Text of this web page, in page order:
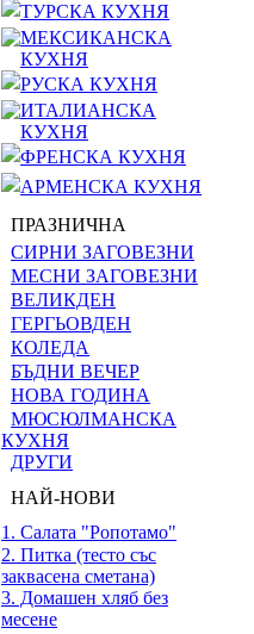
ТУРСКА КУХНЯ
МЕКСИКАНСКА
КУХНЯ
РУСКА КУХНЯ
ИТАЛИАНСКА
КУХНЯ
ФРЕНСКА КУХНЯ
АРМЕНСКА КУХНЯ
ПРАЗНИЧНА
СИРНИ ЗАГОВЕЗНИ
МЕСНИ ЗАГОВЕЗНИ
ВЕЛИКДЕН
ГЕРГЬОВДЕН
КОЛЕДА
БЪДНИ ВЕЧЕР
НОВА ГОДИНА
МЮСЮЛМАНСКА
КУХНЯ
ДРУГИ
НАЙ-НОВИ
1. Салата "Ропотамо"
2. Питка (тесто със
заквасена сметана)
3. Домашен хляб без
месене